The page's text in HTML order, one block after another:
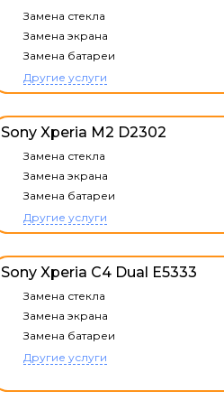
Замена стекла
Замена экрана
Замена батареи
Другие услуги
Sony Xperia M2 D2302
Замена стекла
Замена экрана
Замена батареи
Другие услуги
Sony Xperia C4 Dual E5333
Замена стекла
Замена экрана
Замена батареи
Другие услуги